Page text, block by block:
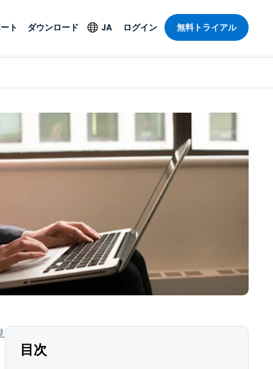
アクセス
ト。オン
ンが利用
と対応
Foxpass Wi-Fiアクセ
ス＆コントロール
ゼロトラストセキュア
Shield（詐欺対策）
すべての製品
ンターテインメ
共部門
チャとデザイン
ンターテインメ
界を見る
ト
ータス
ダウンロード JA
Español
Français
Português
简体中文
繁體中文
日本語
ภาษาไทย
ログイン 無料トライアル
目次